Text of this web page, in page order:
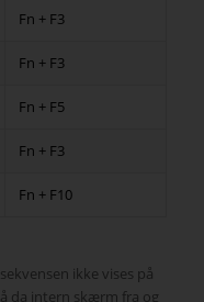
Fn + F3
Fn + F3
Fn + F5
Fn + F3
Fn + F10
ikke vises på
da intern skærm fra og